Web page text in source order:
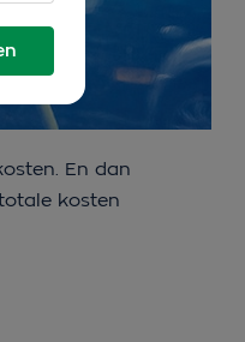
. En dan
kosten